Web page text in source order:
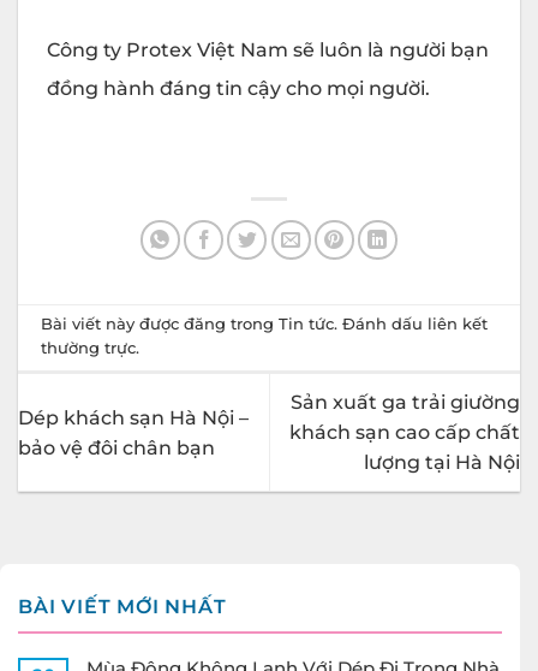
Công ty Protex Việt Nam sẽ luôn là người bạn
đồng hành đáng tin cậy cho mọi người.
Bài viết này được đăng trongTin tức. Đánh dấu liên kết
thường trực.
Dép khách sạn Hà Nội –
bảo vệ đôi chân bạn
Sản xuất ga trải giường
khách sạn cao cấp chất
lượng tại Hà Nội
BÀI VIẾT MỚI NHẤT